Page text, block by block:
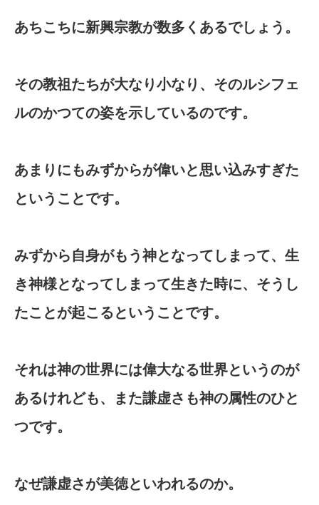
あちこちに新興宗教が数多くあるでしょう。
その教祖たちが大なり小なり、そのルシフェ
ルのかつての姿を示しているのです。
あまりにもみずからが偉いと思い込みすぎた
ということです。
みずから自身がもう神となってしまって、生
き神様となってしまって生きた時に、そうし
たことが起こるということです。
それは神の世界には偉大なる世界というのが
あるけれども、また謙虚さも神の属性のひと
つです。
なぜ謙虚さが美徳といわれるのか。